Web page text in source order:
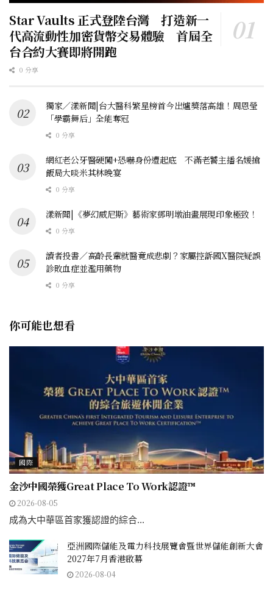
Star Vaults 正式登陸台灣 打造新一
代高流動性加密貨幣交易體驗 首屆全
台合約大賽即將開跑
0 分享
獨家／漾新聞|台大醫科繁星榜首今出爐獎落高雄！周恩瑩
「學霸舞后」全能奪冠
0 分享
網紅老公牙醫硬闖+恐嚇身份遭起底 不滿老饕主播名媛搶
飯局大啖米其林晚宴
0 分享
漾新聞|《夢幻威尼斯》藝術家鄧明墩油畫展現印象極致！
0 分享
讀者投書／高齡長輩就醫竟成悲劇？家屬控訴國X醫院疑誤
診敗血症並濫用藥物
0 分享
你可能也想看
國際
金沙中國榮獲Great Place To Work認證™
2026-08-05
成為大中華區首家獲認證的綜合...
亞洲國際儲能及電力科技展覽會暨世界儲能創新大會
2027年7月香港啟幕
2026-08-04